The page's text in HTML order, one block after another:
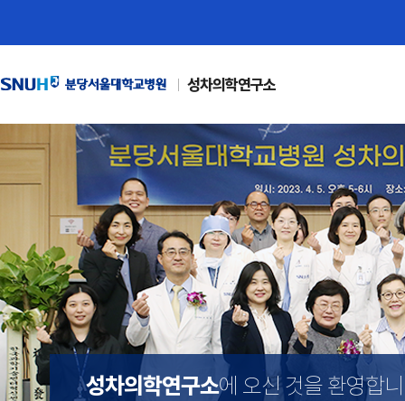
성차의학연구소
성차의학연구소에 오신 것을 환영합